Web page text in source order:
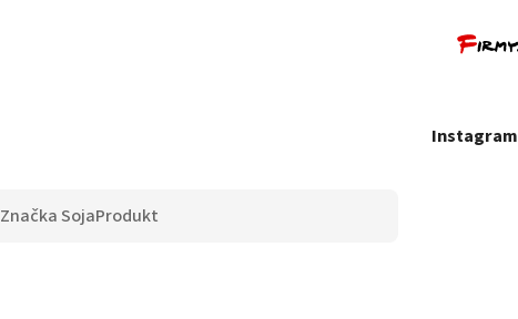
Instagram
ZnačkaSojaProdukt